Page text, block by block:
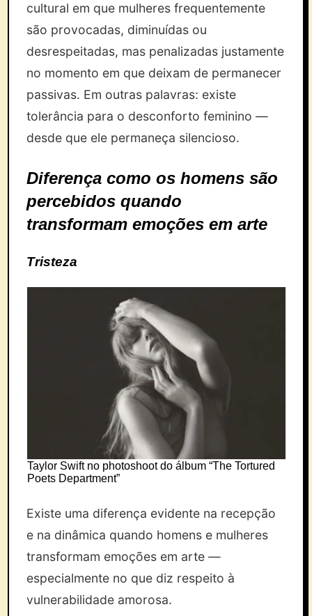
cultural em que mulheres frequentemente
são provocadas, diminuídas ou
desrespeitadas, mas penalizadas justamente
no momento em que deixam de permanecer
passivas. Em outras palavras: existe
tolerância para o desconforto feminino —
desde que ele permaneça silencioso.
Diferença como os homens são
percebidos quando
transformam emoções em arte
Tristeza
Taylor Swift no photoshoot do álbum “The Tortured
Poets Department”
Existe uma diferença evidente na recepção
e na dinâmica quando homens e mulheres
transformam emoções em arte —
especialmente no que diz respeito à
vulnerabilidade amorosa.